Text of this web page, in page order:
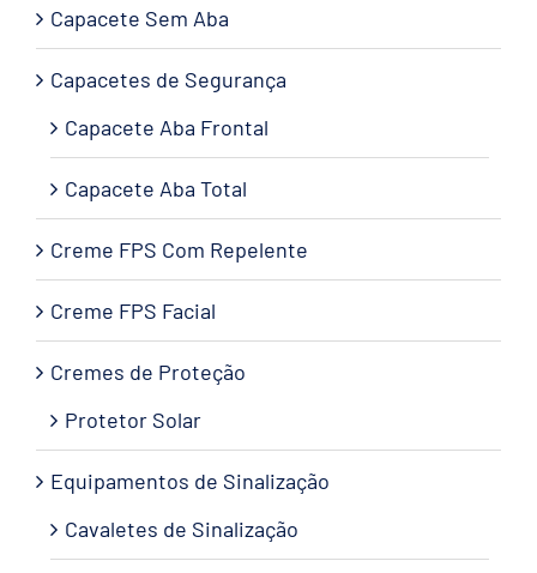
Capacete Sem Aba
Capacetes de Segurança
Capacete Aba Frontal
Capacete Aba Total
Creme FPS Com Repelente
Creme FPS Facial
Cremes de Proteção
Protetor Solar
Equipamentos de Sinalização
Cavaletes de Sinalização